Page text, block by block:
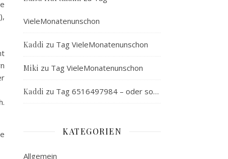
VieleMonatenunschon
Kaddi zu Tag VieleMonatenunschon
Miki zu Tag VieleMonatenunschon
Kaddi zu Tag 6516497984 – oder so…
KATEGORIEN
Allgemein